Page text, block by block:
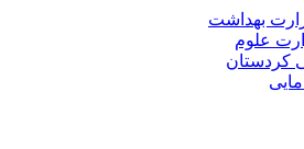
بهداشت
علوم